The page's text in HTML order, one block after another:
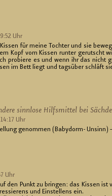
Uhr
für meine Toch­ter und sie
Kopf vom Kis­sen run­ter ge­rutscht
pro­bie­re es und wenn ihr das nicht
im Bett liegt und tags­über schläft
sinn­lo­se Hilfs­mit­tel bei
Uhr
ge­nom­men (Ba­by­dorm- Un­sinn)
Uhr
den Punkt zu brin­gen: das Kis­sen
und Ein­stel­lens ein.